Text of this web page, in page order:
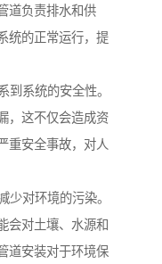
道负责排水和供
统的正常运行，提
到系统的安全性。
，这不仅会造成资
重安全事故，对人
少对环境的污染。
会对土壤、水源和
道安装对于环境保